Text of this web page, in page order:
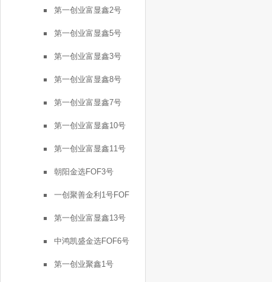
第一创业富显鑫2号
第一创业富显鑫5号
第一创业富显鑫3号
第一创业富显鑫8号
第一创业富显鑫7号
第一创业富显鑫10号
第一创业富显鑫11号
朝阳金选FOF3号
一创聚善金利1号FOF
第一创业富显鑫13号
中鸿凯盛金选FOF6号
第一创业聚鑫1号